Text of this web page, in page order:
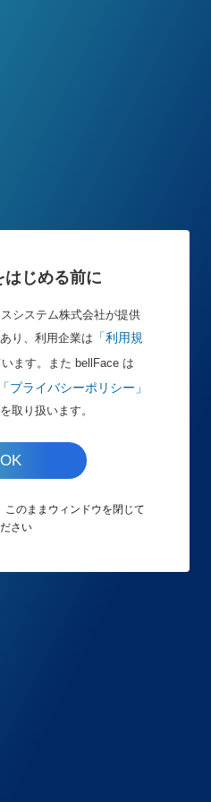
お電話口の担当者に伝
じめる前に
システム株式会社が提供
り、利用企業は 「利用規
ます。また bellFace は
「プライバシーポリシー」
取り扱います。
OK
このままウィンドウを閉じて
ださい